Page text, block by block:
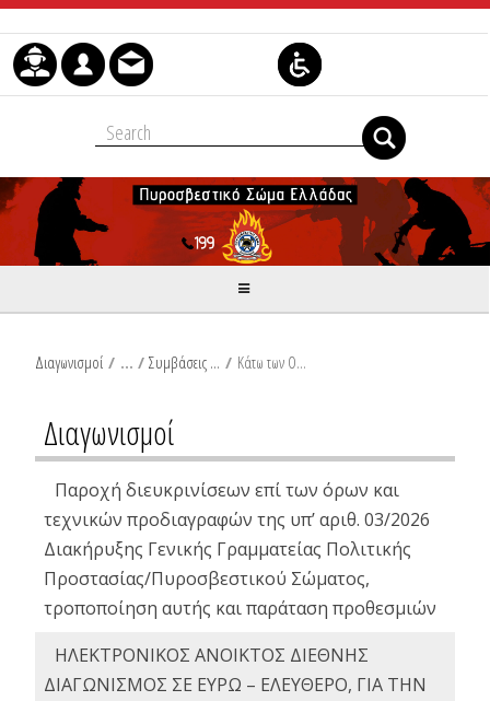
Skip to Content
Διαγωνισμοί / Συμβάσεις Προμηθειών / Κάτω των Ορίων
Διαγωνισμοί
Παροχή διευκρινίσεων επί των όρων και
τεχνικών προδιαγραφών της υπ’ αριθ. 03/2026
Διακήρυξης Γενικής Γραμματείας Πολιτικής
Προστασίας/Πυροσβεστικού Σώματος,
τροποποίηση αυτής και παράταση προθεσμιών
ΗΛΕΚΤΡΟΝΙΚΟΣ ΑΝΟΙΚΤΟΣ ΔΙΕΘΝΗΣ
ΔΙΑΓΩΝΙΣΜΟΣ ΣΕ ΕΥΡΩ – ΕΛΕΥΘΕΡΟ, ΓΙΑ ΤΗΝ